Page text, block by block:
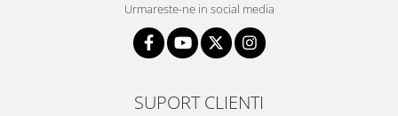
Urmareste-ne in social media
SUPORT CLIENTI